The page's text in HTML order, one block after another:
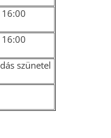
szünetel